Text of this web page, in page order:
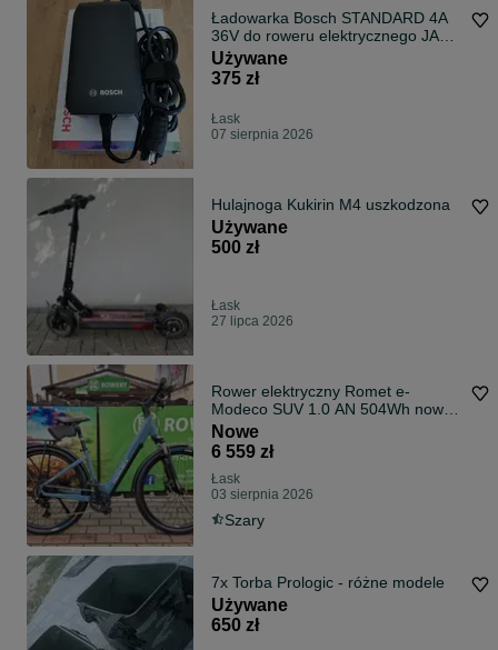
Ładowarka Bosch STANDARD 4A
36V do roweru elektrycznego JAK
NOWA
Używane
375 zł
Łask
07 sierpnia 2026
Hulajnoga Kukirin M4 uszkodzona
Używane
500 zł
Łask
27 lipca 2026
Rower elektryczny Romet e-
Modeco SUV 1.0 AN 504Wh nowy,
gwar, serwis
Nowe
6 559 zł
Łask
03 sierpnia 2026
Szary
7x Torba Prologic - różne modele
Używane
650 zł